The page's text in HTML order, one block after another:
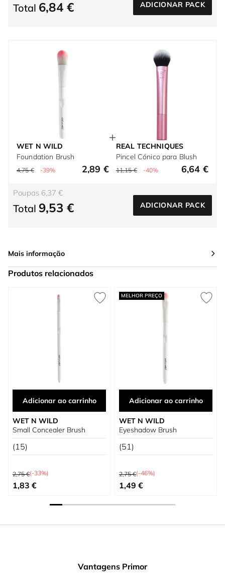
Total 6,84 € ADICIONAR PACK
WET N WILD
Foundation Brush
4,75 € -39% 2,89 €
REAL TECHNIQUES
Pincel Cónico para Blush
11,15 € -40% 6,64 €
Poupas 6,37 €
Total 9,53 € ADICIONAR PACK
Mais informação
Produtos relacionados
Adicionar ao carrinho
WET N WILD
Small Concealer Brush
(15)
Preço Normal
2,75 €(-33%)
Preço Especial
1,83 €
MELHOR PREÇO
Adicionar ao carrinho
WET N WILD
Eyeshadow Brush
(51)
Preço Normal
2,75 €(-46%)
Preço Especial
1,49 €
Vantagens Primor